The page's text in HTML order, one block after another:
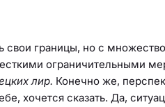
границы, но с
ограничительными
лир. Конечно же,
хочется сказать. Да,